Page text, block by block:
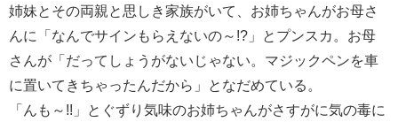
姉妹とその両親と思しき家族がいて、お姉ちゃんがお母さ
んに「なんでサインもらえないの～!?」とプンスカ。お母
さんが「だってしょうがないじゃない。マジックペンを車
に置いてきちゃったんだから」となだめている。
「んも～!!」とぐずり気味のお姉ちゃんがさすがに気の毒に